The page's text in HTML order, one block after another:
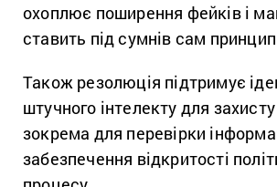
охоплює поширення фейків і
ставить під сумнів сам
Також резолюція підтримує
штучного інтелекту для
зокрема для перевірки
забезпечення відкритості